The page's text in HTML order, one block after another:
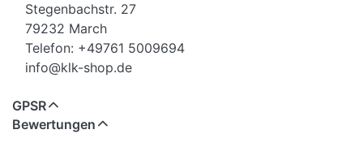
Stegenbachstr. 27
79232 March
Telefon: +49761 5009694
info@klk-shop.de
GPSR
Bewertungen